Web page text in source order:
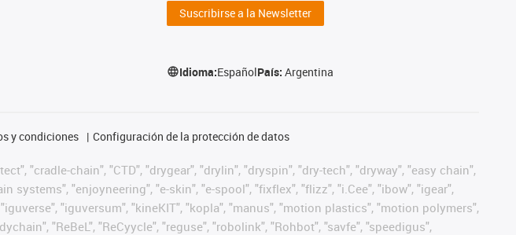
Suscribirse a la Newsletter
Idioma:EspañolPaís:Argentina
y condiciones Configuración de la protección de datos
"cradle-chain", "CTD", "drygear", "drylin", "dryspin", "dry-tech", "dryway", "easy chain",
systems", "enjoyneering", "e-skin", "e-spool", "fixflex", "flizz", "i.Cee", "ibow", "igear",
"iguversum", "kineKIT", "kopla", "manus", "motion plastics", "motion polymers",
"ReBeL", "ReCyycle", "reguse", "robolink", "Rohbot", "savfe", "speedigus",